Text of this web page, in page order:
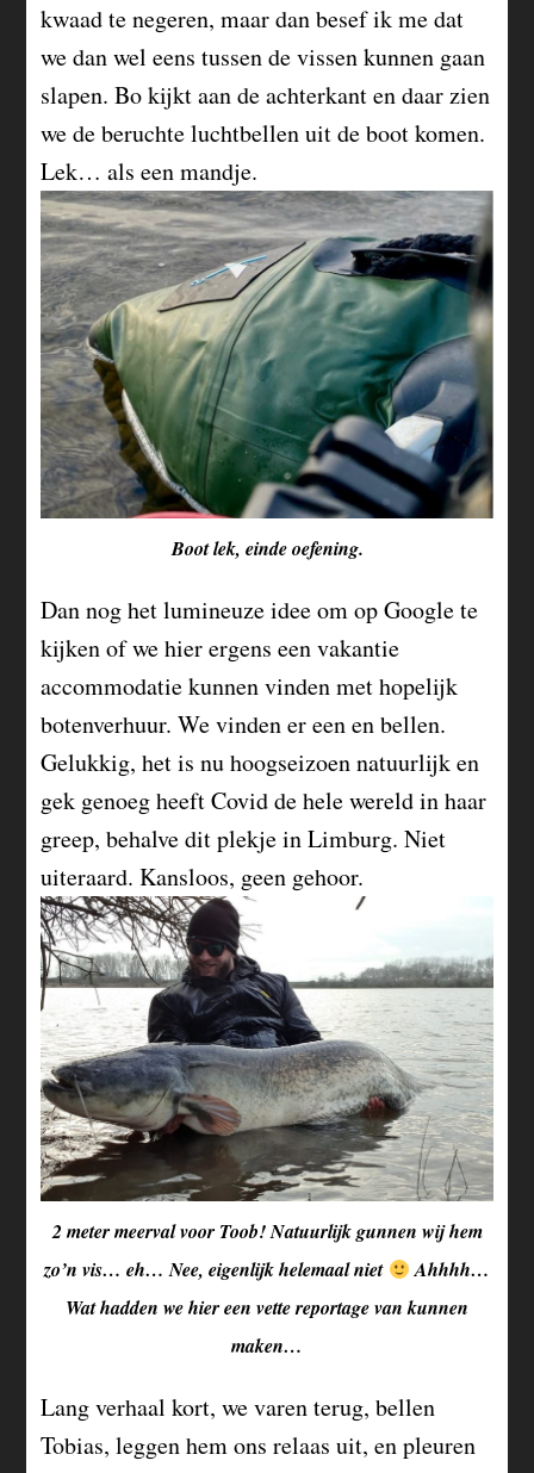
kwaad te negeren, maar dan besef ik me dat
we dan wel eens tussen de vissen kunnen gaan
slapen. Bo kijkt aan de achterkant en daar zien
we de beruchte luchtbellen uit de boot komen.
Lek… als een mandje.
Boot lek, einde oefening.
Dan nog het lumineuze idee om op Google te
kijken of we hier ergens een vakantie
accommodatie kunnen vinden met hopelijk
botenverhuur. We vinden er een en bellen.
Gelukkig, het is nu hoogseizoen natuurlijk en
gek genoeg heeft Covid de hele wereld in haar
greep, behalve dit plekje in Limburg. Niet
uiteraard. Kansloos, geen gehoor.
2 meter meerval voor Toob! Natuurlijk gunnen wij hem
zo’n vis… eh… Nee, eigenlijk helemaal niet
Ahhhh…
Wat hadden we hier een vette reportage van kunnen
maken…
Lang verhaal kort, we varen terug, bellen
Tobias, leggen hem ons relaas uit, en pleuren